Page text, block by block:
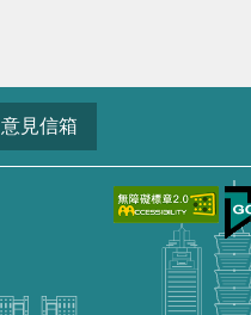
意見信箱